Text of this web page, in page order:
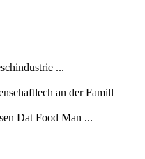
...
an der Famill
Dat Food Man ...